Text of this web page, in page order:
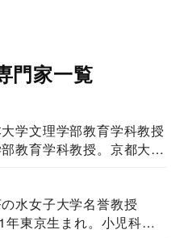
門家一覧
学文理学部教育学科教授
教育学科教授。京都大学
水女子大学名誉教授
東京生まれ。小児科